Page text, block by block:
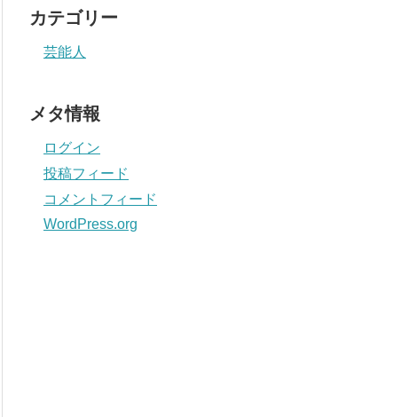
カテゴリー
芸能人
メタ情報
ログイン
投稿フィード
コメントフィード
WordPress.org